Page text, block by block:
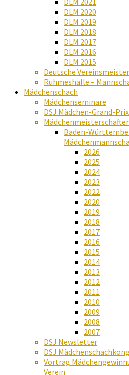
DLM 2021
DLM 2020
DLM 2019
DLM 2018
DLM 2017
DLM 2016
DLM 2015
Deutsche
Ruhmeshalle –
Mädchenschach
Mädchenseminare
DSJ Mädchen-Grand-Prix
Mädchenmeisterschaften
Baden-
2026
2025
2024
2023
2022
2020
2019
2018
2017
2016
2015
2014
2013
2012
2011
2010
2009
2008
2007
DSJ Newsletter
DSJ
Vortrag
Verein